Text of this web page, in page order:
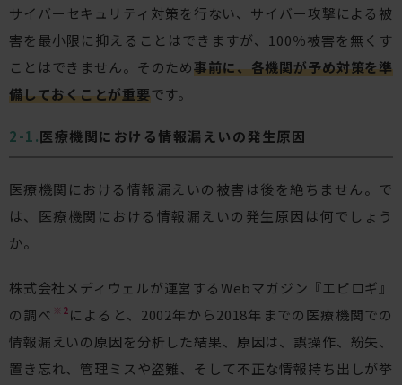
サイバーセキュリティ対策を行ない、サイバー攻撃による被
害を最小限に抑えることはできますが、100％被害を無くす
ことはできません。そのため事前に、各機関が予め対策を準
備しておくことが重要です。
医療機関における情報漏えいの発生原因
医療機関における情報漏えいの被害は後を絶ちません。で
は、医療機関における情報漏えいの発生原因は何でしょう
か。
株式会社メディウェルが運営するWebマガジン『エピロギ』
の調べ ※2 によると、2002年から2018年までの医療機関での
情報漏えいの原因を分析した結果、原因は、誤操作、紛失、
置き忘れ、管理ミスや盗難、そして不正な情報持ち出しが挙